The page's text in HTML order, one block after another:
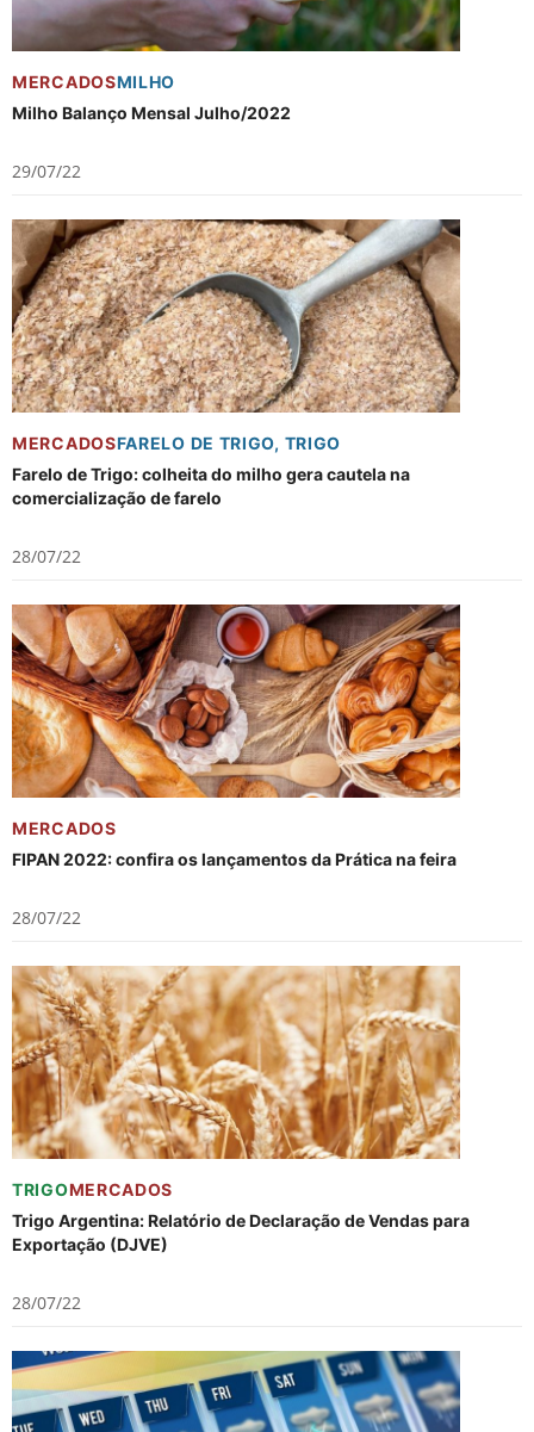
MERCADOSMILHO
Milho Balanço Mensal Julho/2022
29/07/22
MERCADOSFARELO DE TRIGO, TRIGO
Farelo de Trigo: colheita do milho gera cautela na
comercialização de farelo
28/07/22
MERCADOS
FIPAN 2022: confira os lançamentos da Prática na feira
28/07/22
TRIGOMERCADOS
Trigo Argentina: Relatório de Declaração de Vendas para
Exportação (DJVE)
28/07/22